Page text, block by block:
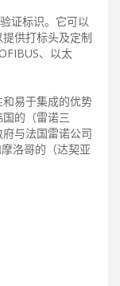
证标识。它可以
供打标头及定制
、以太
易于集成的优势
的（雷诺三
与法国雷诺公司
洛哥的（达契亚